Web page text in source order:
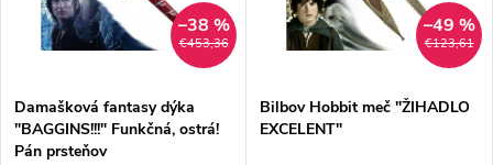
€453,36
–38 %
Damašková fantasy dýka
"BAGGINS!!!" Funkčná, ostrá!
Pán prsteňov
€123,61
–49 %
Bilbov Hobbit meč "ŽIHADLO
EXCELENT"